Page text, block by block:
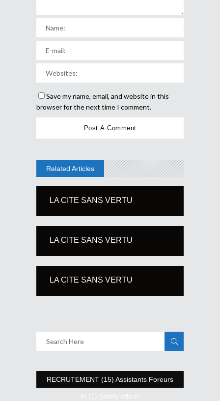
Save my name, email, and website in this
browser for the next time I comment.
Related Articles
LA CITE SANS VERTU
LA CITE SANS VERTU
LA CITE SANS VERTU
RECRUTEMENT (15) Assistants Foreurs
et (1) Safety officer